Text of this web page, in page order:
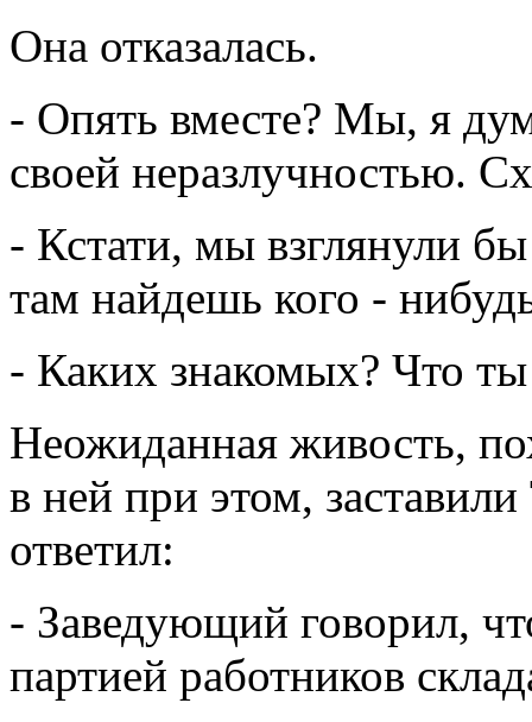
Она отказалась.
- Опять вместе? Мы, я
своей неразлучностью.
- Кстати, мы взглянули
там найдешь кого -
- Каких знакомых? Что
Неожиданная живость,
в ней при этом,
ответил:
- Заведующий говорил,
партией работников